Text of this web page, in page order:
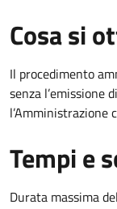
Cosa si
Il procedimento
senza l’emissione
l’Amministrazione
Tempi e
Durata massima